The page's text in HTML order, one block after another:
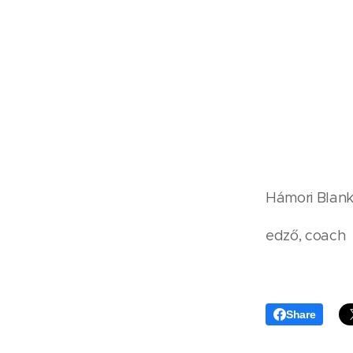
Hámori
edző, coach
Share